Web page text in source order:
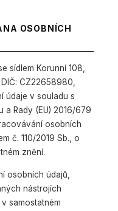
OSOBNÍCH
sídlem Korunní 108,
CZ22658980,
údaje v souladu s
a Rady (EU) 2016/679
osobních
č. 110/2019 Sb., o
znění.
osobních údajů,
nástrojích
samostatném